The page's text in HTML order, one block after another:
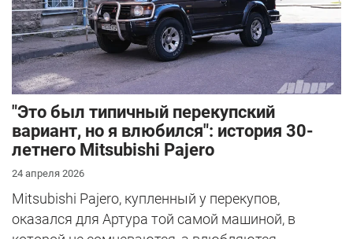
"Это был типичный перекупский
вариант, но я влюбился": история 30-
летнего Mitsubishi Pajero
24 апреля 2026
Mitsubishi Pajero, купленный у перекупов,
оказался для Артура той самой машиной, в